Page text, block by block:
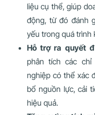
liệu cụ thể, giúp
động, từ đó đánh
yếu trong quá trình
Hỗ trợ ra quyết
phân tích các chỉ
nghiệp có thể xác
bổ nguồn lực, cải
hiệu quả.